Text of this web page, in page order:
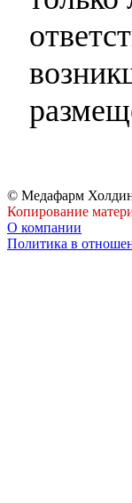
© Медафарм
Копирование
О компании
Политика в